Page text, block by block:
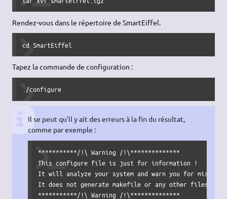
Rendez-vous dans le répertoire de SmartEiffel.
cd SmartEiffel
Tapez la commande de configuration :
./configure
Il se peut qu'il y ait des erreurs à la fin du résultat,
comme par exemple :
***********/!\ Warning /!\**************
This configure file is just for information !
It will analyze your system and warn you for missing
It does not generate makefile or any other files.
***********/!\ Warning /!\**************